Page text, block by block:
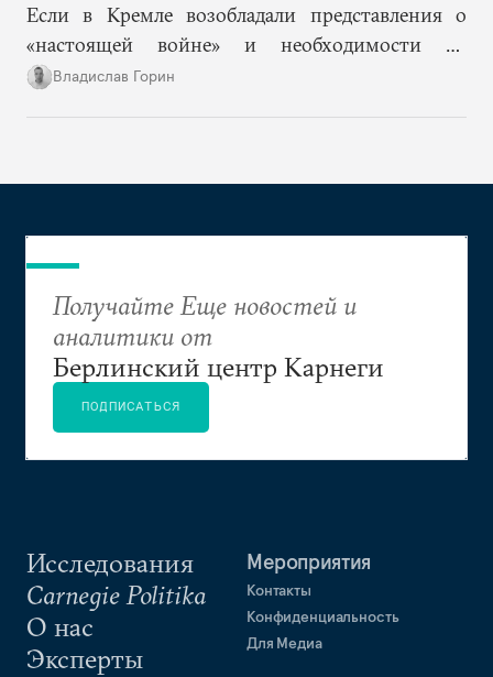
Если в Кремле возобладали представления о
«настоящей войне» и необходимости не
допустить «раскола в обществе», то Ксения
Владислав Горин
Исследования
Carnegie Politika
О нас
Эксперты
Мероприятия
Контакты
Конфиденциальность
Для Медиа
Получайте Еще новостей и
аналитики от
Берлинский центр Карнеги
ПОДПИСАТЬСЯ